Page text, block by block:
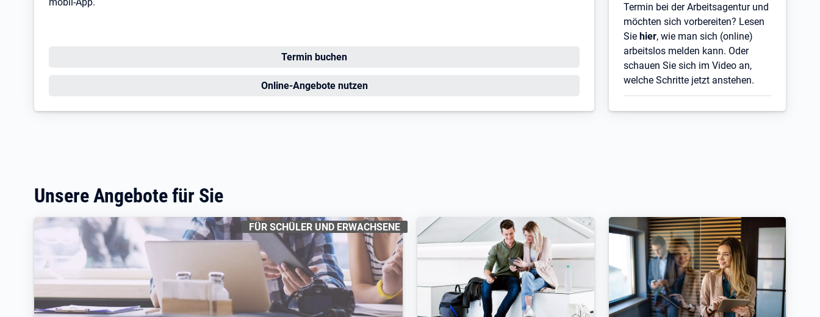
Öffnet in neuem Tab
Termin buchen
Öffnet in neuem Tab
Online-Angebote nutzen
Termin bei der Arbeitsagentur und
möchten sich vorbereiten? Lesen
Sie hier, wie man sich (online)
arbeitslos melden kann. Oder
schauen Sie sich im Video an,
welche Schritte jetzt anstehen.
Unsere Angebote für Sie
KENNZEICHNUNGEN:
FÜR SCHÜLER UND ERWACHSENE